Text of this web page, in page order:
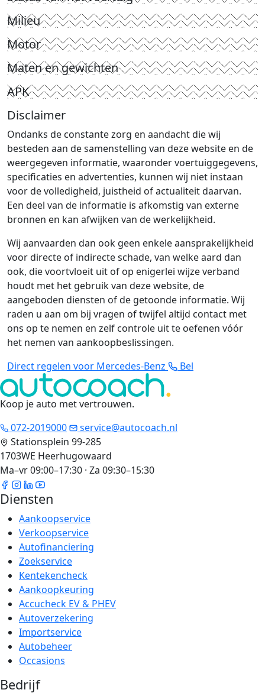
Milieu
Motor
Maten en gewichten
APK
Disclaimer
Ondanks de constante zorg en aandacht die wij
besteden aan de samenstelling van deze website en de
weergegeven informatie, waaronder voertuiggegevens,
specificaties en advertenties, kunnen wij niet instaan
voor de volledigheid, juistheid of actualiteit daarvan.
Een deel van de informatie is afkomstig van externe
bronnen en kan afwijken van de werkelijkheid.
Wij aanvaarden dan ook geen enkele aansprakelijkheid
voor directe of indirecte schade, van welke aard dan
ook, die voortvloeit uit of op enigerlei wijze verband
houdt met het gebruik van deze website, de
aangeboden diensten of de getoonde informatie. Wij
raden u aan om bij vragen of twijfel altijd contact met
ons op te nemen en zelf controle uit te oefenen vóór
het nemen van aankoopbeslissingen.
Direct regelen voor Mercedes-Benz
Bel
Koop je auto met vertrouwen.
072-2019000
service@autocoach.nl
Stationsplein 99-285
1703WE Heerhugowaard
Ma–vr 09:00–17:30 · Za 09:30–15:30
Diensten
Aankoopservice
Verkoopservice
Autofinanciering
Zoekservice
Kentekencheck
Aankoopkeuring
Accucheck EV & PHEV
Autoverzekering
Importservice
Autobeheer
Occasions
Bedrijf